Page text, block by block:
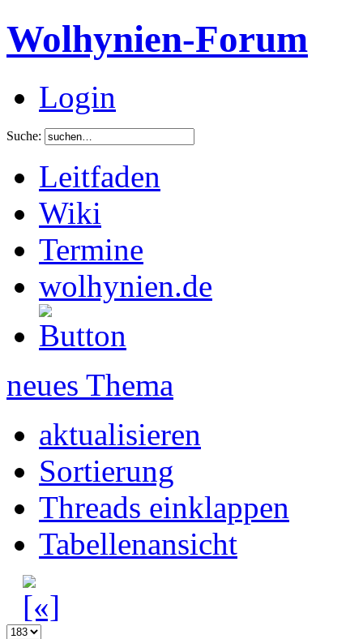
Wolhynien-Forum
Login
Suche:
Leitfaden
Wiki
Termine
wolhynien.de
neues Thema
aktualisieren
Sortierung
Threads einklappen
Tabellenansicht